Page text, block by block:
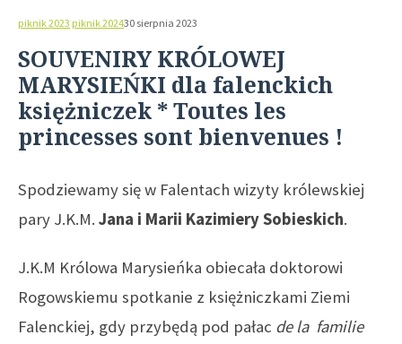
piknik 2023 piknik 202430 sierpnia 2023
SOUVENIRY KRÓLOWEJ
MARYSIEŃKI dla falenckich
księżniczek * Toutes les
princesses sont bienvenues !
Spodziewamy się w Falentach wizyty królewskiej
pary J.K.M. Jana i Marii Kazimiery Sobieskich.
J.K.M Królowa Marysieńka obiecała doktorowi
Rogowskiemu spotkanie z księżniczkami Ziemi
Falenckiej, gdy przybędą pod pałac de la familie